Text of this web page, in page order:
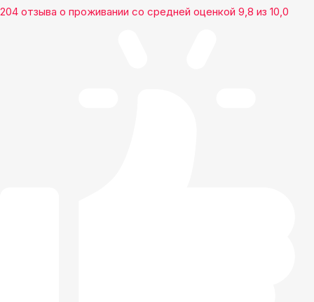
204 отзыва о проживании со средней оценкой 9,8 из 10,0